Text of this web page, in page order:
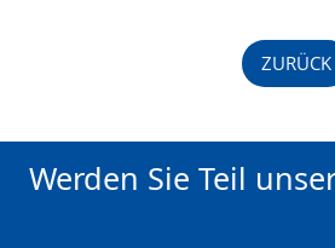
ZURÜCK
Werden Sie Teil